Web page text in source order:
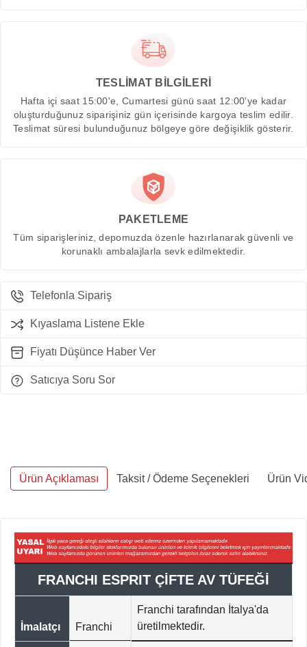
TESLİMAT BİLGİLERİ
Hafta içi saat 15:00'e, Cumartesi günü saat 12:00'ye kadar
oluşturduğunuz siparişiniz gün içerisinde kargoya teslim edilir.
Teslimat süresi bulunduğunuz bölgeye göre değişiklik gösterir.
PAKETLEME
Tüm siparişleriniz, depomuzda özenle hazırlanarak güvenli ve
korunaklı ambalajlarla sevk edilmektedir.
Telefonla Sipariş
Kıyaslama Listene Ekle
Fiyatı Düşünce Haber Ver
Satıcıya Soru Sor
Ürün Açıklaması Taksit / Ödeme Seçenekleri Ürün
FRANCHI ESPRIT ÇİFTE AV TÜFEĞİ
İmalatçı Franchi
Franchi tarafından İtalya'da
üretilmektedir.